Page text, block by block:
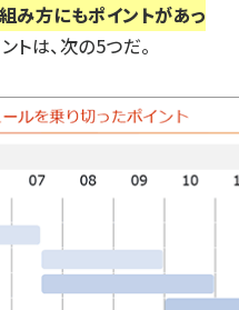
み方にもポイントがあっ
トは、次の5つだ。